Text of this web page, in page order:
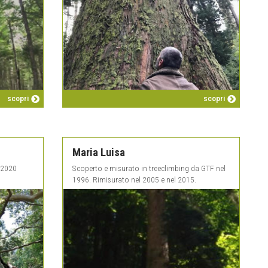
scopri scopri
Maria Luisa
Scoperto e misurato in treeclimbing da GTF nel
1996. Rimisurato nel 2005 e nel 2015.